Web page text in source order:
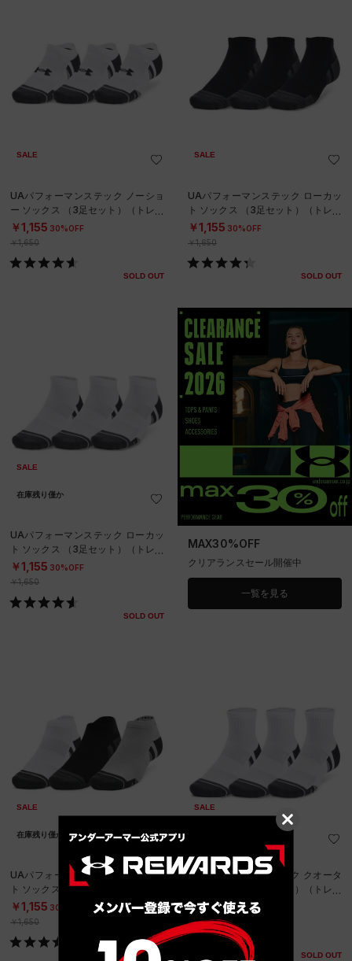
SALE
UAパフォーマンステック ノーショ
ー ソックス （3足セット）（トレー
ニング/UNISEX）
￥1,155 30%OFF
￥1,650
SOLD OUT
SALE
UAパフォーマンステック ローカッ
ト ソックス （3足セット）（トレー
ニング/UNISEX）
￥1,155 30%OFF
￥1,650
SOLD OUT
SALE
在庫残り僅か
UAパフォーマンステック ローカッ
ト ソックス （3足セット）（トレー
ニング/UNISEX）
￥1,155 30%OFF
￥1,650
SOLD OUT
MAX30%OFF
クリアランスセール開催中
一覧を見る
SALE
在庫残り僅か
UAパフォーマンステック ローカッ
ト ソックス （3足セット）（トレー
ニング/UNISEX）
￥1,155 30%OFF
￥1,650
SOLD OUT
SALE
UAパフォーマンステック クオータ
ー ソックス （3足セット）（トレー
ニング/UNISEX）
￥1,15530%OFF
￥1,650
SOLD OUT